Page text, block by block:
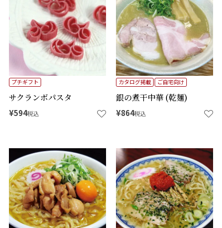
サクランボパスタ
プチギフト
¥594税込
銀の煮干中華 (乾麺)
カタログ掲載 ご自宅向け
¥864税込